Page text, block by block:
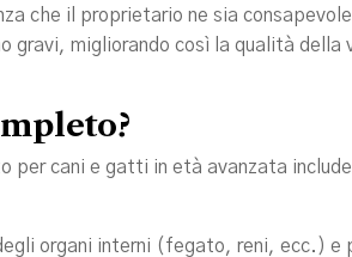
che il proprietario ne sia
gravi, migliorando così la qualità
per cani e gatti in età avanzata
organi interni (fegato, reni, ecc.) e